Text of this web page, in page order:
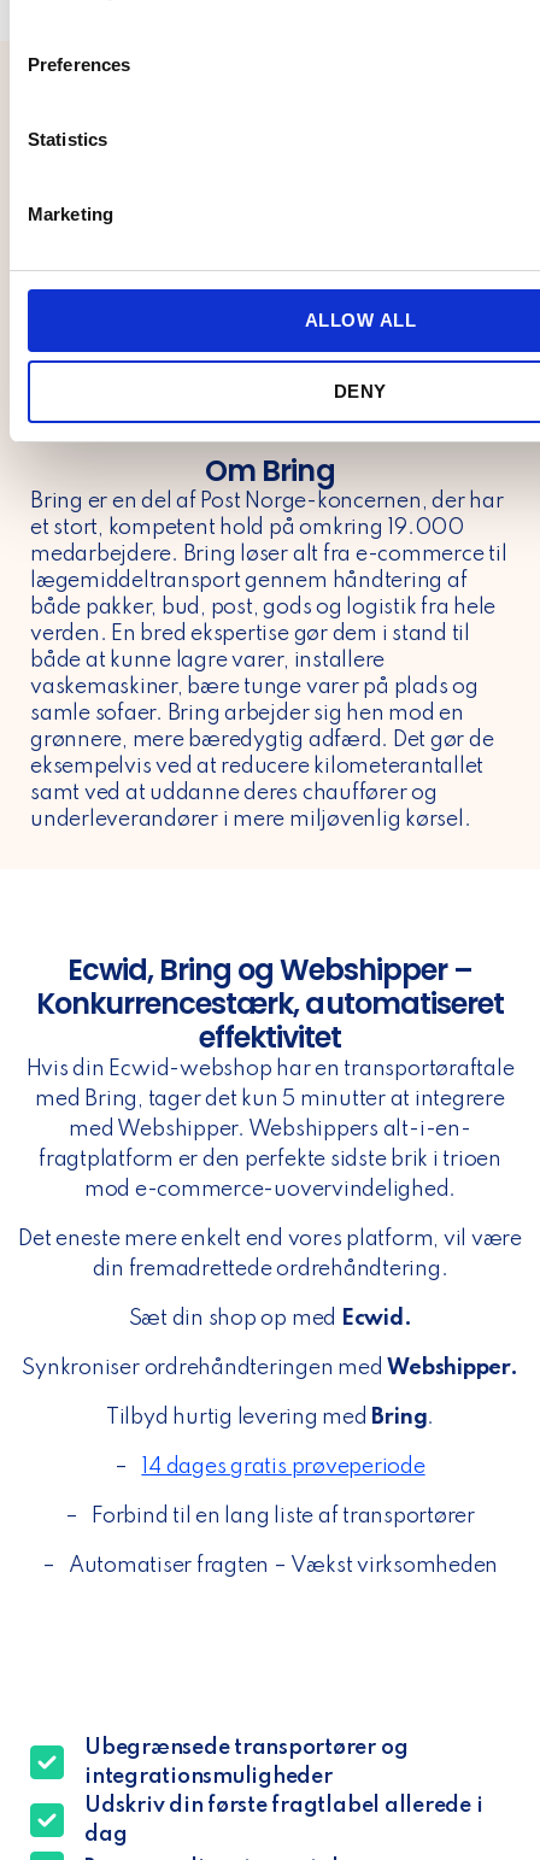
(fingerprinting)
preferences in the
features and to analyse our traffic. We also share
combine it with other information that you’ve provided to
Preferences
Statistics
Marketing
ALLOW ALL
DENY
Ecwid blev grundlagt i 2009 for at hjælpe små
igang online nemt og hurtigt.
Om Bring
Bring er en del af Post Norge-koncernen, der har
et stort, kompetent hold på omkring 19.000
medarbejdere. Bring løser alt fra e-commerce til
lægemiddeltransport gennem håndtering af
både pakker, bud, post, gods og logistik fra hele
verden. En bred ekspertise gør dem i stand til
både at kunne lagre varer, installere
vaskemaskiner, bære tunge varer på plads og
samle sofaer. Bring arbejder sig hen mod en
grønnere, mere bæredygtig adfærd. Det gør de
eksempelvis ved at reducere kilometerantallet
samt ved at uddanne deres chauffører og
underleverandører i mere miljøvenlig kørsel.
Ecwid, Bring og Webshipper –
Konkurrencestærk, automatiseret
effektivitet
Hvis din Ecwid-webshop har en transportøraftale
med Bring, tager det kun 5 minutter at integrere
med Webshipper. Webshippers alt-i-en-
fragtplatform er den perfekte sidste brik i trioen
mod e-commerce-uovervindelighed.
Det eneste mere enkelt end vores platform, vil være
din fremadrettede ordrehåndtering.
Sæt din shop op med Ecwid .
Synkroniser ordrehåndteringen med Webshipper.
Tilbyd hurtig levering med Bring.
– 14 dages gratis prøveperiode
– Forbind til en lang liste af transportører
– Automatiser fragten – Vækst virksomheden
Ubegrænsede transportører og
integrationsmuligheder
Udskriv din første fragtlabel allerede i
dag